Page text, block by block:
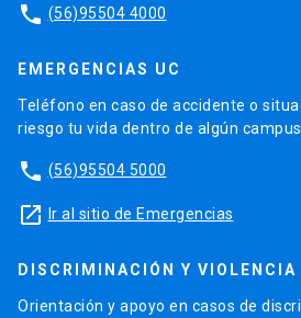
phone (56)95504 4000
EMERGENCIAS UC
Teléfono en caso de accidente o
riesgo tu vida dentro de algún
phone (56)95504 5000
launch Ir al sitio de Emergencias
DISCRIMINACIÓN Y VIOLENCIA
Orientación y apoyo en casos de